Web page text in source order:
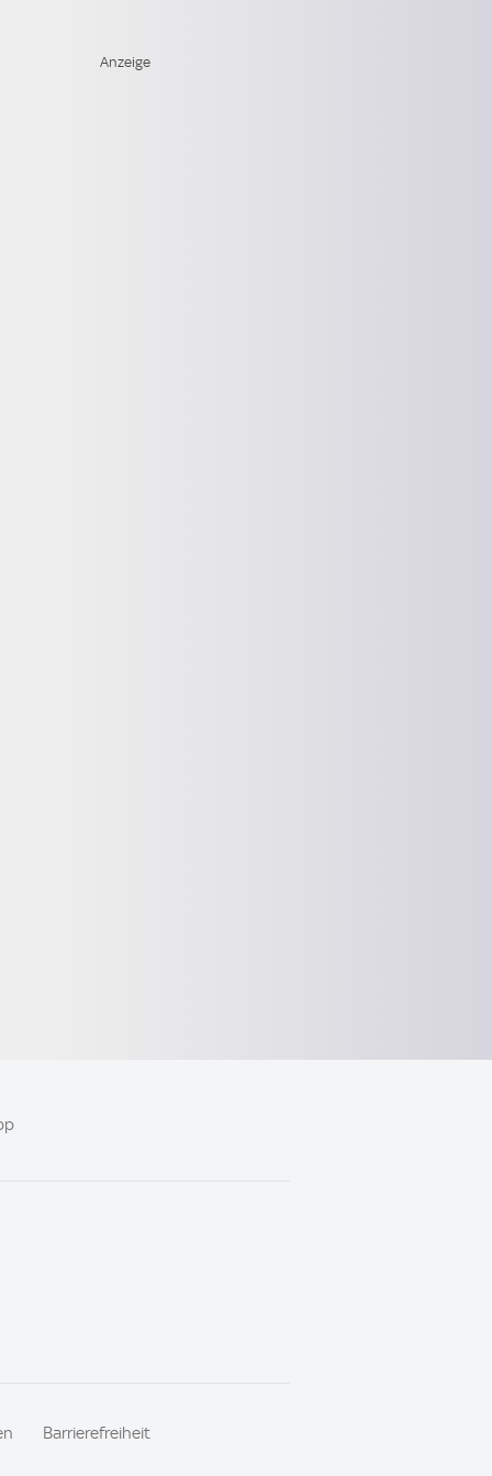
Barrierefreiheit